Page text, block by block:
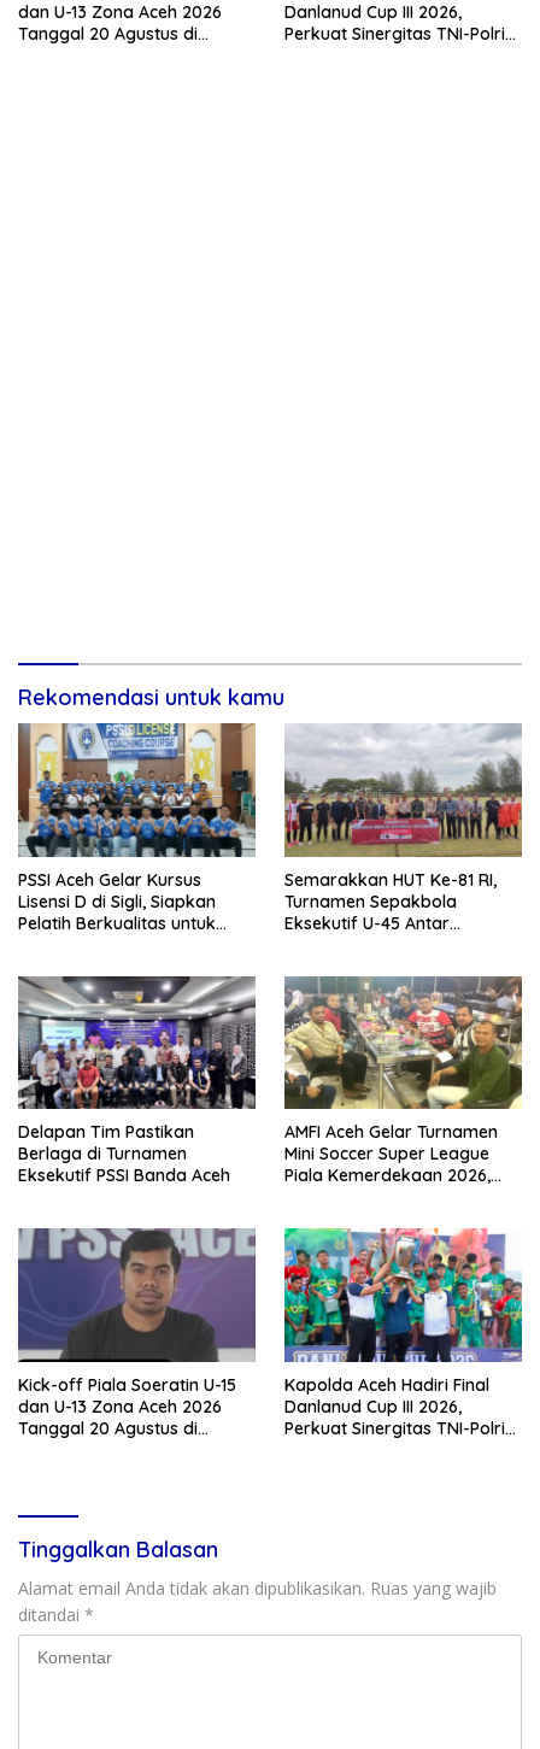
dan U-13 Zona Aceh 2026
Tanggal 20 Agustus di
Danlanud Cup III 2026,
Perkuat Sinergitas TNI-Polri
Rekomendasi untuk kamu
PSSI Aceh Gelar Kursus
Lisensi D di Sigli, Siapkan
Pelatih Berkualitas untuk
Semarakkan HUT Ke-81 RI,
Turnamen Sepakbola
Eksekutif U-45 Antar
Delapan Tim Pastikan
Berlaga di Turnamen
Eksekutif PSSI Banda Aceh
AMFI Aceh Gelar Turnamen
Mini Soccer Super League
Piala Kemerdekaan 2026,
Kick-off Piala Soeratin U-15
dan U-13 Zona Aceh 2026
Tanggal 20 Agustus di
Kapolda Aceh Hadiri Final
Danlanud Cup III 2026,
Perkuat Sinergitas TNI-Polri
Tinggalkan Balasan
Alamat email Anda tidak akan dipublikasikan. Ruas yang wajib
ditandai *